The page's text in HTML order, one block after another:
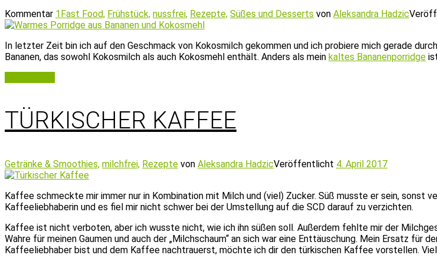
Kommentar 1Fast Food, Frühstück, nussfrei, Rezepte, Süßes und Desserts von Aleksandra Hadzic
In letzter Zeit bin ich auf den Geschmack von Kokosmilch gekommen und ich probiere mich gerade
Bananen, das sowohl Kokosmilch als auch Kokosmehl enthält. Anders als mein kaltes Bananenporridge
TÜRKISCHER KAFFEE
Getränke & Smoothies, milchfrei, Rezepte von Aleksandra HadzicVeröffentlicht 4. April 2017
Kaffee schmeckte mir immer nur in Kombination mit Milch und (viel) Zucker. Süß musste er sein, sonst
Kaffeeliebhaberin und es fiel mir nicht schwer bei der Umstellung auf die SCD darauf zu verzichten.
Kaffee ist nicht verboten, aber ich wusste nicht, wie ich ihn süßen soll. Außerdem fehlte mir der
Wahre für meinen Gaumen und auch der „Milchschaum“ an sich war eine Enttäuschung. Mein Ersatz für
Kaffeeliebhaber bist und dem Kaffee nachtrauerst, möchte ich dir den türkischen Kaffee vorstellen.